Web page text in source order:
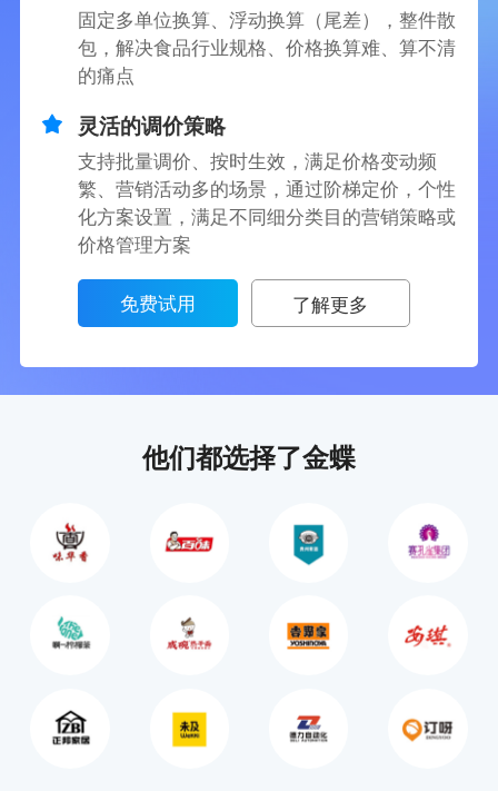
固定多单位换算、浮动换算（尾差），整件散
包，解决食品行业规格、价格换算难、算不清
的痛点
灵活的调价策略
支持批量调价、按时生效，满足价格变动频
繁、营销活动多的场景，通过阶梯定价，个性
化方案设置，满足不同细分类目的营销策略或
价格管理方案
免费试用 了解更多
他们都选择了金蝶